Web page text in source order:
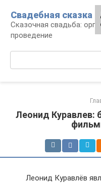
контенту
Свадебная сказка
Сказочная свадьба:
проведение
Леонид Куравлев:
Леонид Куравлёв